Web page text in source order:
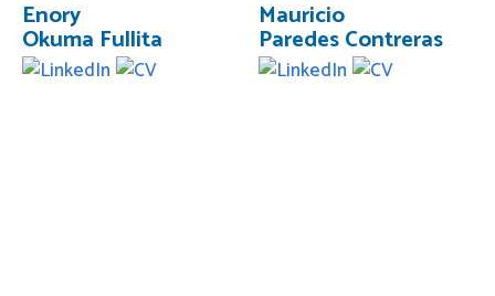
Enory
Okuma Fullita
Mauricio
Paredes Contreras